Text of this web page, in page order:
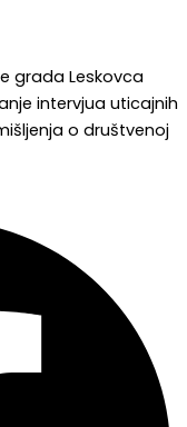
grada Leskovca
intervjua uticajnih
o društvenoj